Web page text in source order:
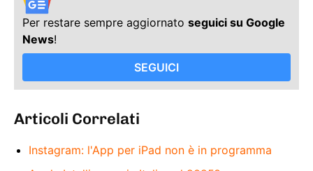
Per restare sempre aggiornato seguici su Google
News!
SEGUICI
Articoli Correlati
Instagram: l'App per iPad non è in programma